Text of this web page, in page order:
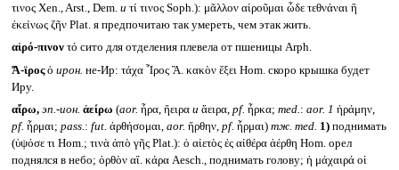
τινος Xen., Arst., Dem. и τί τινος Soph.): μᾶλλον αἱροῦμαι ὧδε τεθνάναι ἢ
ἐκείνως ζῆν Plat. я предпочитаю так умереть, чем этак жить.
αἰρό-πινον τό сито для отделения плевела от пшеницы Arph.
Ἄ-ϊροςὁ ирон. не-Ир: τάχα Ἶρος Ἄ. κακὸν ἕξει Hom. скоро крышка будет
Иру.
αἴρω, эп.-ион. ἀείρω (aor. ἦρα, ἤειρα и ἄειρα, pf. ἦρκα; med.: aor. 1 ἠράμην,
pf. ἦρμαι; pass.: fut. ἀρθήσομαι, aor. ἤρθην, pf. ἦρμαι)тж. med. 1)поднимать
(ὑψόσε τι Hom.; τινὰ ἀπὸ γῆς Plat.): ὁ αἰετὸς ἐς αἰθέρα ἀέρθη Hom. орел
поднялся в небо; ὀρθὸν αἴ. κάρα Aesch., поднимать голову; ἡ μάχαιρά οἱ